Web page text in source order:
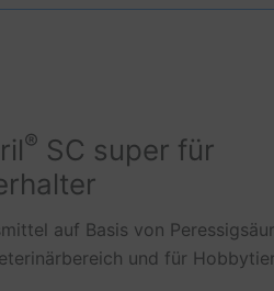
® SC super für
auf Basis von
und für